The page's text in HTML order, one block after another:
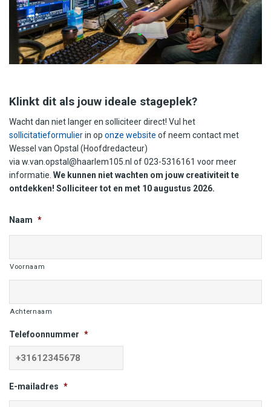
Klinkt dit als jouw ideale stageplek?
Wacht dan niet langer en solliciteer direct! Vul het
sollicitatieformulierin op onze website of neem contact met
Wessel van Opstal (Hoofdredacteur)
via w.van.opstal@haarlem105.nl of 023-5316161 voor meer
informatie. We kunnen niet wachten om jouw creativiteit te
ontdekken! Solliciteer tot en met 10 augustus 2026.
Naam *
Voornaam
Achternaam
Telefoonnummer *
E-mailadres *